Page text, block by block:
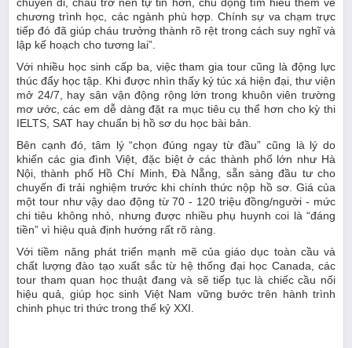
chương trình học, các ngành phù hợp. Chính sự va chạm trực
tiếp đó đã giúp cháu trưởng thành rõ rệt trong cách suy nghĩ và
lập kế hoạch cho tương lai”.
Với nhiều học sinh cấp ba, việc tham gia tour cũng là động lực
thúc đẩy học tập. Khi được nhìn thấy ký túc xá hiện đại, thư viện
mở 24/7, hay sân vận động rộng lớn trong khuôn viên trường
mơ ước, các em dễ dàng đặt ra mục tiêu cụ thể hơn cho kỳ thi
IELTS, SAT hay chuẩn bị hồ sơ du học bài bản.
Bên cạnh đó, tâm lý “chọn đúng ngay từ đầu” cũng là lý do
khiến các gia đình Việt, đặc biệt ở các thành phố lớn như Hà
Nội, thành phố Hồ Chí Minh, Đà Nẵng, sẵn sàng đầu tư cho
chuyến đi trải nghiệm trước khi chính thức nộp hồ sơ. Giá của
một tour như vậy dao động từ 70 - 120 triệu đồng/người - mức
chi tiêu không nhỏ, nhưng được nhiều phụ huynh coi là “đáng
tiền” vì hiệu quả định hướng rất rõ ràng.
Với tiềm năng phát triển mạnh mẽ của giáo dục toàn cầu và
chất lượng đào tạo xuất sắc từ hệ thống đại học Canada, các
tour tham quan học thuật đang và sẽ tiếp tục là chiếc cầu nối
hiệu quả, giúp học sinh Việt Nam vững bước trên hành trình
chinh phục tri thức trong thế kỷ XXI.